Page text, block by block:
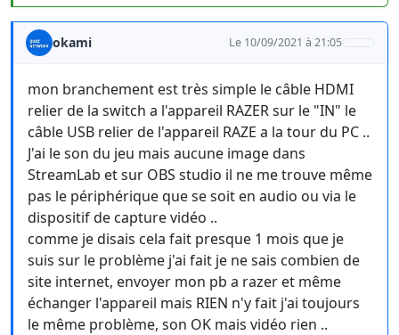
okami Le 10/09/2021 à 21:05
mon branchement est très simple le câble HDMI
relier de la switch a l'appareil RAZER sur le "IN" le
câble USB relier de l'appareil RAZE a la tour du PC ..
J'ai le son du jeu mais aucune image dans
StreamLab et sur OBS studio il ne me trouve même
pas le périphérique que se soit en audio ou via le
dispositif de capture vidéo ..
comme je disais cela fait presque 1 mois que je
suis sur le problème j'ai fait je ne sais combien de
site internet, envoyer mon pb a razer et même
échanger l'appareil mais RIEN n'y fait j'ai toujours
le même problème, son OK mais vidéo rien ..